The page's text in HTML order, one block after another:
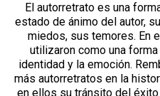
El autorretrato es una
estado de ánimo del autor,
miedos, sus temores. En
utilizaron como una
identidad y la emoción.
más autorretratos en la
en ellos su tránsito del éxito